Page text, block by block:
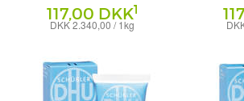
117,00 DKK1
DKK 2.340,00 / 1kg